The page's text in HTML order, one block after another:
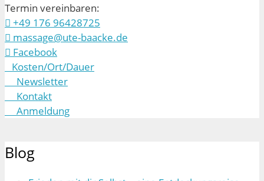
Termin vereinbaren:
+49 176 96428725
massage@ute-baacke.de
Facebook
Kosten/Ort/Dauer
Newsletter
Kontakt
Anmeldung
Blog